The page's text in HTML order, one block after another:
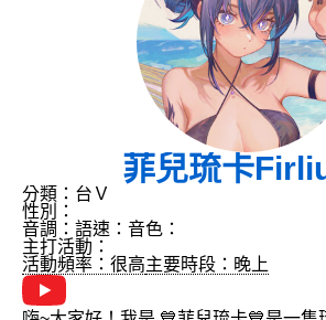
菲兒琉卡
分類：台Ｖ
性別：
音調： 語速： 音色：
主打活動：
活動頻率：很高主要時段：晚上